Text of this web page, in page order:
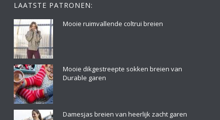
LAATSTE PATRONEN:
Mooie ruimvallende coltrui breien
Mooie dikgestreepte sokken breien van
Durable garen
Damesjas breien van heerlijk zacht garen